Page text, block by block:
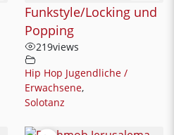
Funkstyle/Locking und
Popping
219views
Hip Hop Jugendliche /
Erwachsene,
Solotanz